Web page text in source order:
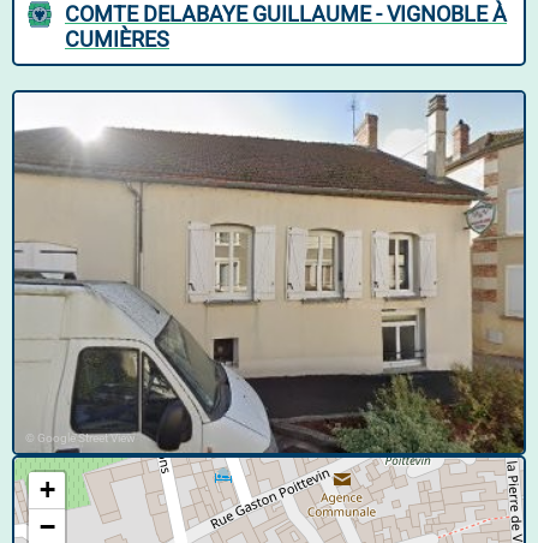
COMTE DELABAYE GUILLAUME - VIGNOBLE À
CUMIÈRES
© Google Street View
+
−